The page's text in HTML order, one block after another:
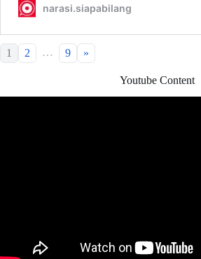
1 2 … 9 »
Youtube Content